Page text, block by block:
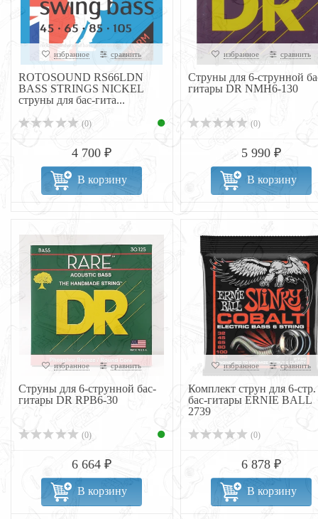
избранное сравнить
ROTOSOUND RS66LDN
BASS STRINGS NICKEL
струны для бас-гита...
(0)
4 700 ₽
В корзину
избранное сравнить
Струны для 6-струнной
гитары DR NMH6-130
(0)
5 990 ₽
В корзину
избранное сравнить
Струны для 6-струнной бас-
гитары DR RPB6-30
(0)
6 664 ₽
В корзину
избранное сравнить
Комплект струн для 6-стр.
бас-гитары ERNIE BALL
2739
(0)
6 878 ₽
В корзину